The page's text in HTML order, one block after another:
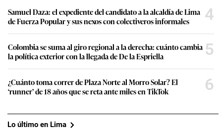
Samuel Daza: el expediente del candidato a la alcaldía de Lima
de Fuerza Popular y sus nexos con colectiveros informales
4
Colombia se suma al giro regional a la derecha: cuánto cambia
la política exterior con la llegada de De la Espriella
5
¿Cuánto toma correr de Plaza Norte al Morro Solar? El
‘runner’ de 18 años que se reta ante miles en TikTok
6
Lo último en Lima